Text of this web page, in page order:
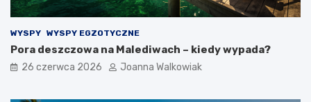
WYSPY WYSPY EGZOTYCZNE
Pora deszczowa na Malediwach – kiedy wypada?
26 czerwca 2026 Joanna Walkowiak